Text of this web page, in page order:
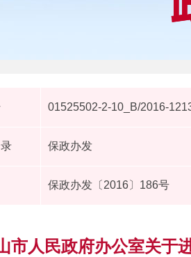
01525502-2-10_B/2016-
保政办发
保政办发〔2016〕186号
市人民政府办公室关于